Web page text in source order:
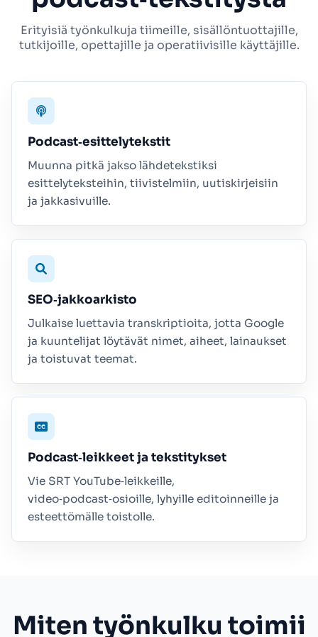
Erityisiä työnkulkuja tiimeille, sisällöntuottajille,
tutkijoille, opettajille ja operatiivisille käyttäjille.
Podcast‑esittelytekstit
Muunna pitkä jakso lähdetekstiksi
esittelyteksteihin, tiivistelmiin, uutiskirjeisiin
ja jakkasivuille.
SEO‑jakkoarkisto
Julkaise luettavia transkriptioita, jotta Google
ja kuuntelijat löytävät nimet, aiheet, lainaukset
ja toistuvat teemat.
Podcast‑leikkeet ja tekstitykset
Vie SRT YouTube‑leikkeille,
video‑podcast‑osioille, lyhyille editoinneille ja
esteettömälle toistolle.
Miten työnkulku toimii